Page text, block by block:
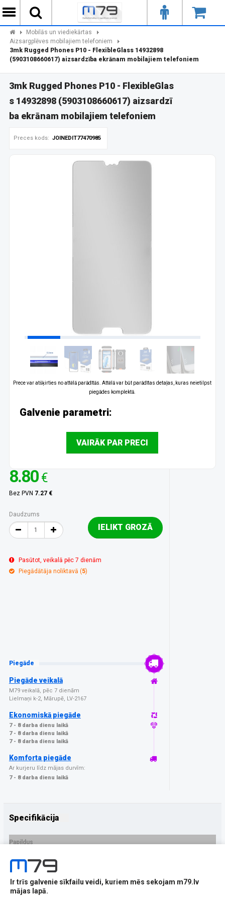
Mobilās un viediekārtas
Aizsargplēves mobilajiem telefoniem
3mk Rugged Phones P10 - FlexibleGlass 14932898
(5903108660617) aizsardzība ekrānam mobilajiem telefoniem
3mk Rugged Phones P10 - FlexibleGlas
s 14932898 (5903108660617) aizsardzī
ba ekrānam mobilajiem telefoniem
Preces kods: JOINEDIT77470985
Prece var atšķirties no attēlā parādītās. Attēlā var būt parādītas detaļas, kuras neietilpst
piegādes komplektā.
Galvenie parametri:
VAIRĀK PAR PRECI
8.80 €
Bez PVN 7.27 €
Daudzums
IELIKT GROZĀ
Pasūtot, veikalā pēc 7 dienām
Piegādātāja noliktavā (5)
Piegāde
Piegāde veikalā
M79 veikalā, pēc 7 dienām
Lielmaņi k-2, Mārupē, LV-2167
Ekonomiskā piegāde
7 - 8 darba dienu laikā
7 - 8 darba dienu laikā
7 - 8 darba dienu laikā
Komforta piegāde
Ar kurjeru līdz mājas durvīm:
7 - 8 darba dienu laikā
Specifikācija
Papildus
Ražotājs
PRECES APRAKSTS
EAN - 5903108660617
Ir trīs galvenie sīkfailu veidi, kuriem mēs sekojam m79.lv
mājas lapā.